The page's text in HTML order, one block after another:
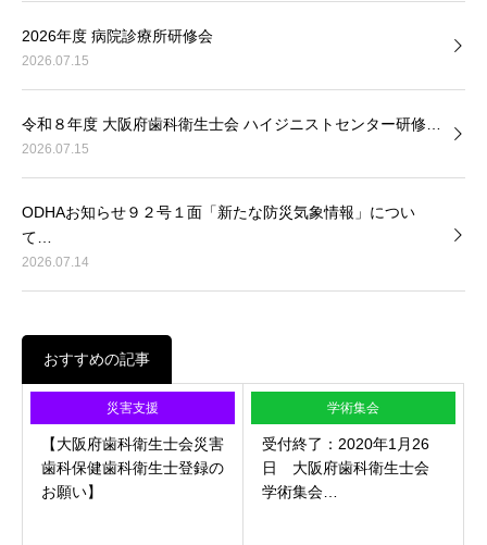
2026年度 病院診療所研修会
2026.07.15
令和８年度 大阪府歯科衛生士会 ハイジニストセンター研修…
2026.07.15
ODHAお知らせ９２号１面「新たな防災気象情報」につい
て…
2026.07.14
おすすめの記事
災害支援
【大阪府歯科衛生士会災害
歯科保健歯科衛生士登録の
お願い】
学術集会
受付終了：2020年1月26
日 大阪府歯科衛生士会
学術集会…